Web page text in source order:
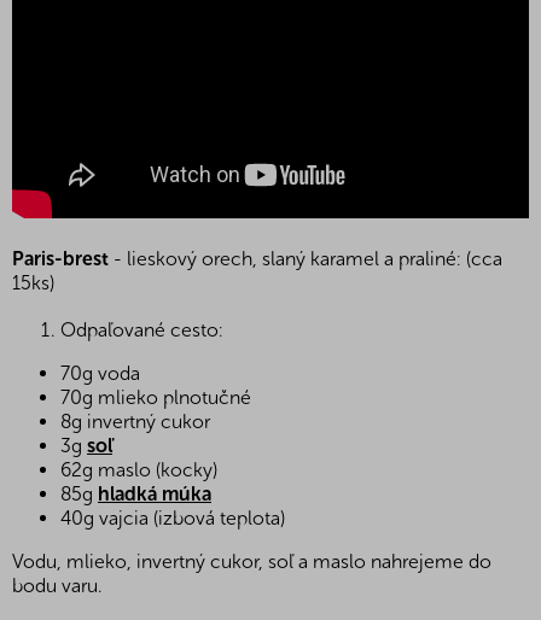
Paris-brest - lieskový orech, slaný karamel a praliné: (cca
15ks)
Odpaľované cesto:
70g voda
70g mlieko plnotučné
8g invertný cukor
3g soľ
62g maslo (kocky)
85g hladká múka
40g vajcia (izbová teplota)
Vodu, mlieko, invertný cukor, soľ a maslo nahrejeme do
bodu varu.